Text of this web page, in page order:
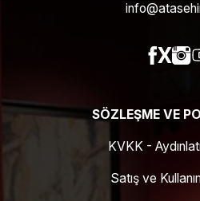
SÖZLEŞME VE
KVKK -
Satış ve